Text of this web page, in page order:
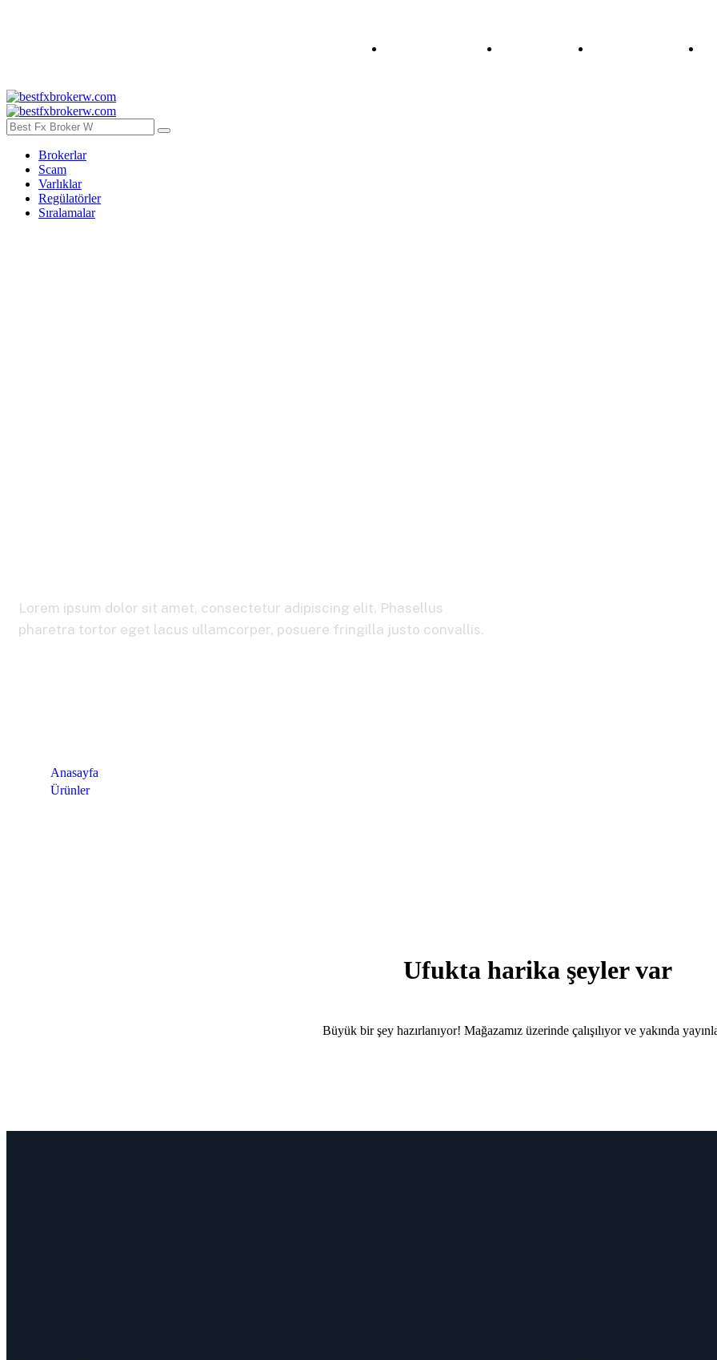
Brokerlar
Scam
Varlıklar
Regülatörler
Sıralamalar
Lorem ipsum dolor sit amet, consectetur adipiscing elit. Phasellus
pharetra tortor eget lacus ullamcorper, posuere fringilla justo convallis.
Anasayfa
Ürünler
Ufukta harika şeyler var
Büyük bir şey hazırlanıyor! Mağazamız üzerinde çalışılıyor ve yakında